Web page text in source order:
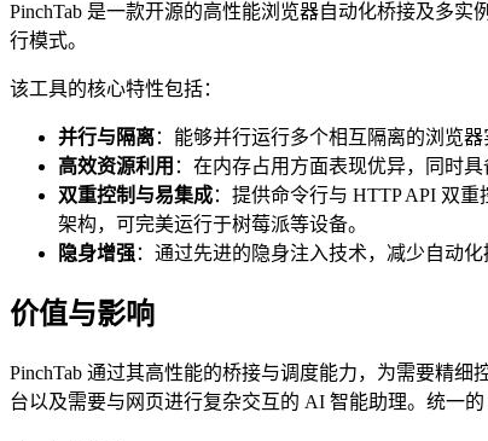
PinchTab 是一款开源的高性能浏览器自动化桥接及多
行模式。
该工具的核心特性包括：
并行与隔离：能够并行运行多个相互隔离的浏览
高效资源利用 ：在内存占用方面表现优异，同时
双重控制与易集成：提供命令行与 HTTP API 双
架构，可完美运行于树莓派等设备。
隐身增强：通过先进的隐身注入技术，减少自动化
价值与影响
PinchTab 通过其高性能的桥接与调度能力，为需要精
台以及需要与网页进行复杂交互的 AI 智能助理。统一